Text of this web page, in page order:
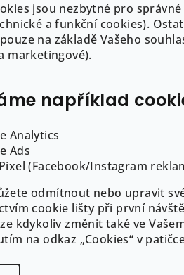
jsou nezbytné pro
a funkční cookies).
na základě Vašeho
marketingové).
například
Analytics
Ads
(Facebook/Instagram
odmítnout nebo upravit
cookie lišty při první
kdykoliv změnit také ve
na odkaz „Cookies“ v
pro Vás
značení a ryzost